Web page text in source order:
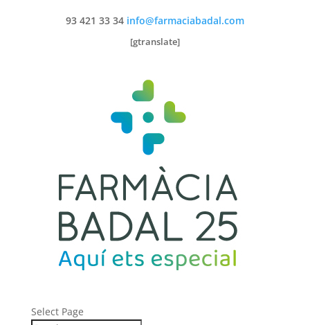
93 421 33 34 info@farmaciabadal.com
[gtranslate]
Select Page